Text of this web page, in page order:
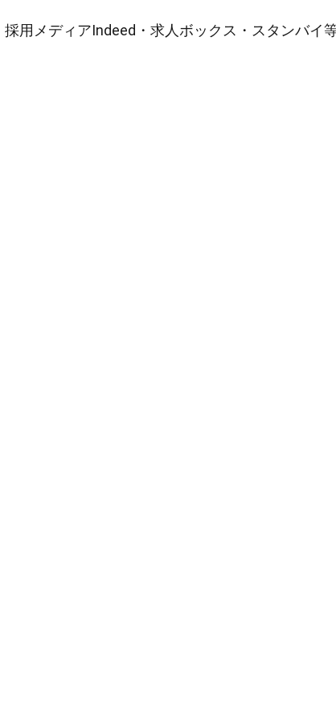
採用メディアIndeed・求人ボックス・スタンバイ